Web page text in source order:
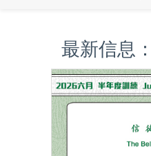
最新信息